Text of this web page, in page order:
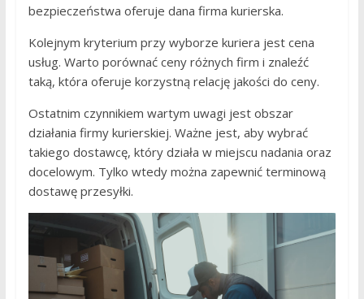
bezpieczeństwa oferuje dana firma kurierska.
Kolejnym kryterium przy wyborze kuriera jest cena
usług. Warto porównać ceny różnych firm i znaleźć
taką, która oferuje korzystną relację jakości do ceny.
Ostatnim czynnikiem wartym uwagi jest obszar
działania firmy kurierskiej. Ważne jest, aby wybrać
takiego dostawcę, który działa w miejscu nadania oraz
docelowym. Tylko wtedy można zapewnić terminową
dostawę przesyłki.